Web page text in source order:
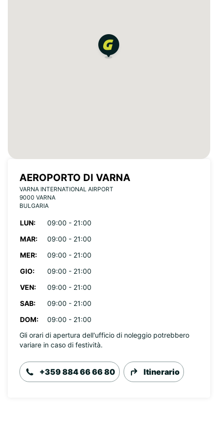
AEROPORTO DI VARNA
VARNA INTERNATIONAL AIRPORT
9000 VARNA
BULGARIA
LUN:
09:00 - 21:00
MAR:
09:00 - 21:00
MER:
09:00 - 21:00
GIO:
09:00 - 21:00
VEN:
09:00 - 21:00
SAB:
09:00 - 21:00
DOM:
09:00 - 21:00
Gli orari di apertura dell'ufficio di noleggio potrebbero
variare in caso di festività.
+359 884 66 66 80 Itinerario